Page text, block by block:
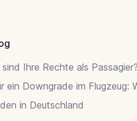
Ihre Rechte als Passagier?
ein Downgrade im Flugzeug:
in Deutschland